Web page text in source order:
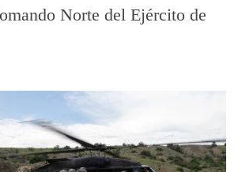
Norte del Ejército de